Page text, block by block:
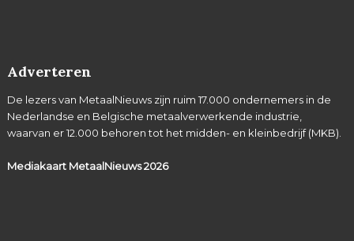
Adverteren
De lezers van MetaalNieuws zijn ruim 17.000 ondernemers in de
Nederlandse en Belgische metaalverwerkende industrie,
waarvan er 12.000 behoren tot het midden- en kleinbedrijf (MKB).
Mediakaart MetaalNieuws2026